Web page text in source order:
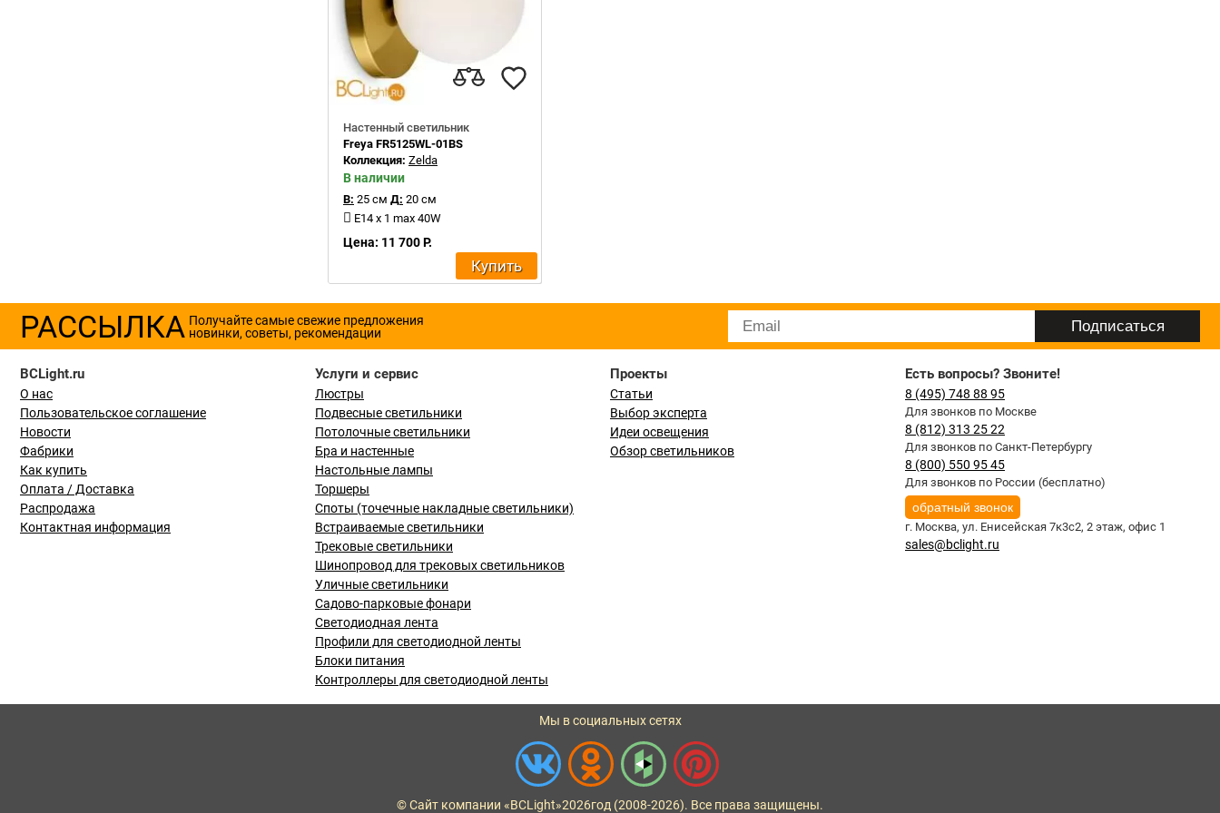
Настенный светильник
Freya FR5125WL-01BS
Коллекция: Zelda
В наличии
В: 25 см Д: 20 см
E14 x 1 max 40W
Цена: 11 700 Р.
Купить
РАССЫЛКА Получайте самые свежие предложения
новинки, советы, рекомендации
BCLight.ru
О нас
Пользовательское соглашение
Новости
Фабрики
Как купить
Оплата / Доставка
Распродажа
Контактная информация
Услуги и сервис
Люстры
Подвесные светильники
Потолочные светильники
Бра и настенные
Настольные лампы
Торшеры
Споты (точечные накладные светильники)
Встраиваемые светильники
Трековые светильники
Шинопровод для трековых светильников
Уличные светильники
Садово-парковые фонари
Светодиодная лента
Профили для светодиодной ленты
Блоки питания
Контроллеры для светодиодной ленты
Проекты
Статьи
Выбор эксперта
Идеи освещения
Обзор светильников
Есть вопросы? Звоните!
8 (495) 748 88 95
Для звонков по Москве
8 (812) 313 25 22
Для звонков по Санкт-Петербургу
8 (800) 550 95 45
Для звонков по России (бесплатно)
обратный звонок
г. Москва, ул. Енисейская 7к3с2, 2 этаж, офис 1
sales@bclight.ru
Мы в социальных сетях
© Сайт компании «BCLight»2026год (2008-2026). Все права защищены.